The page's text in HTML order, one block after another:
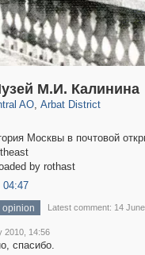
М.И. Калинина
AO, Arbat District
13,485 356
Москвы в почтовой
by rothast
04:47
opinion Latest comment: 14
2010, 14:56
спасибо.